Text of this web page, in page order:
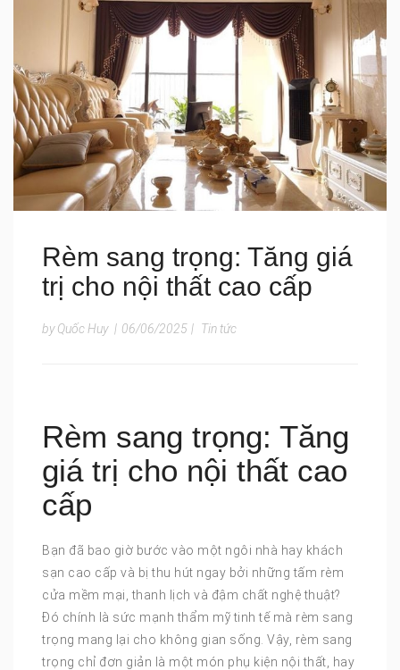
Rèm sang trọng: Tăng giá
trị cho nội thất cao cấp
by Quốc Huy | 06/06/2025 | Tin tức
Rèm sang trọng: Tăng
giá trị cho nội thất cao
cấp
Bạn đã bao giờ bước vào một ngôi nhà hay khách
sạn cao cấp và bị thu hút ngay bởi những tấm rèm
cửa mềm mại, thanh lịch và đậm chất nghệ thuật?
Đó chính là sức mạnh thẩm mỹ tinh tế mà rèm sang
trọng mang lại cho không gian sống. Vậy, rèm sang
trọng chỉ đơn giản là một món phụ kiện nội thất, hay